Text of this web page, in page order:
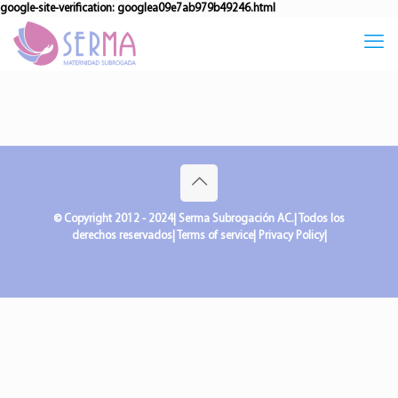
google-site-verification: googlea09e7ab979b49246.html
© Copyright 2012 - 2024| Serma Subrogación AC.| Todos los
derechos reservados| Terms of service| Privacy Policy|